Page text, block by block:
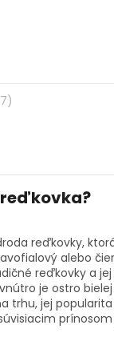
?
reďkovky,
alebo
reďkovky a
je ostro
trhu, jej